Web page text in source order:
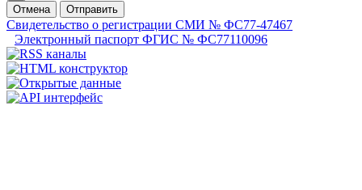
Отмена
Отправить
Свидетельство о регистрации СМИ № ФС77-47467
Электронный паспорт ФГИС № ФС77110096